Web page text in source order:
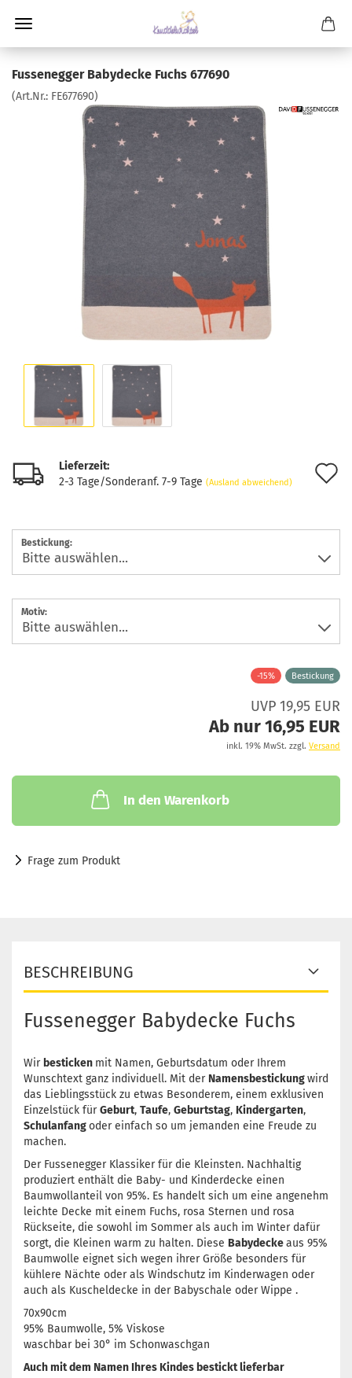
Fussenegger Babydecke Fuchs 677690
(Art.Nr.: FE677690)
Lieferzeit:
2-3 Tage/Sonderanf. 7-9 Tage (Ausland abweichend)
Bestickung:
Motiv:
-15% Bestickung
UVP 19,95 EUR
Ab nur 16,95 EUR
inkl. 19% MwSt. zzgl. Versand
In den Warenkorb
Frage zum Produkt
BESCHREIBUNG
Fussenegger Babydecke Fuchs
Wir besticken mit Namen, Geburtsdatum oder Ihrem
Wunschtext ganz individuell. Mit der Namensbestickungwird
das Lieblingsstück zu etwas Besonderem, einem exklusiven
Einzelstück fürGeburt, Taufe, Geburtstag, Kindergarten,
Schulanfangoder einfach so um jemanden eine Freude zu
machen.
Der Fussenegger Klassiker für die Kleinsten. Nachhaltig
produziert enthält die Baby- und Kinderdecke einen
Baumwollanteil von 95%. Es handelt sich um eine angenehm
leichte Decke mit einem Fuchs, rosa Sternen und rosa
Rückseite, die sowohl im Sommer als auch im Winter dafür
sorgt, die Kleinen warm zu halten. Diese Babydeckeaus 95%
Baumwolle eignet sich wegen ihrer Größe besonders für
kühlere Nächte oder als Windschutz im Kinderwagen oder
auch als Kuscheldecke in der Babyschale oder Wippe .
70x90cm
95% Baumwolle, 5% Viskose
waschbar bei 30° im Schonwaschgan
Auch mit dem Namen Ihres Kindes bestickt lieferbar